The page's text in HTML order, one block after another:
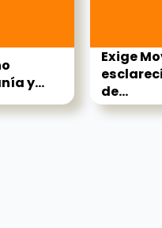
y...
Exige
de...